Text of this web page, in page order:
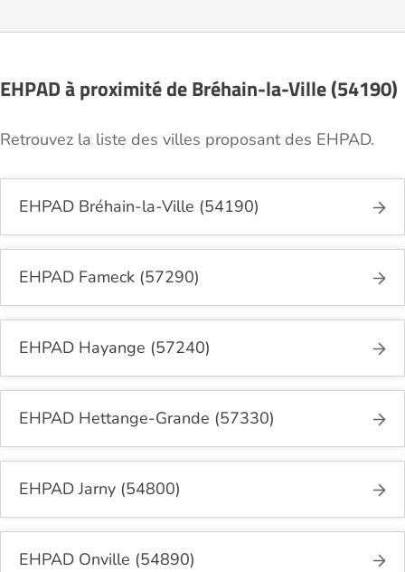
EHPAD à proximité de Bréhain-la-Ville (54190)
Retrouvez la liste des villes proposant des EHPAD.
EHPAD Bréhain-la-Ville (54190)
EHPAD Fameck (57290)
EHPAD Hayange (57240)
EHPAD Hettange-Grande (57330)
EHPAD Jarny (54800)
EHPAD Onville (54890)